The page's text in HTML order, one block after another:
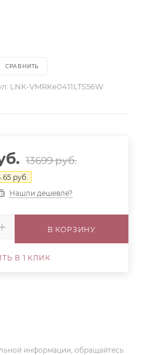
СРАВНИТЬ
LNK-VMRKe0411LTS56W
13699руб.
руб.
Нашли дешевле?
В КОРЗИНУ
В 1 КЛИК
информации, обращайтесь